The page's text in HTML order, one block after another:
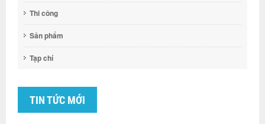
Thi công
Sản phẩm
Tạp chí
TIN TỨC MỚI